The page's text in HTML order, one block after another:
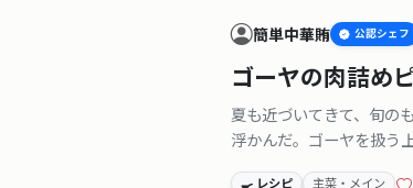
簡単中華賄 公認シェフ
ゴーヤの肉詰め
夏も近づいてきて、旬の
浮かんだ。ゴーヤを扱う
🍳 レシピ 主菜・メイン